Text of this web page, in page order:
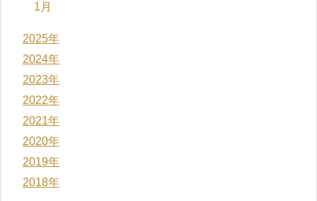
1月
2025年
2024年
2023年
2022年
2021年
2020年
2019年
2018年